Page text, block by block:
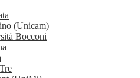
(Unicam)
Bocconi